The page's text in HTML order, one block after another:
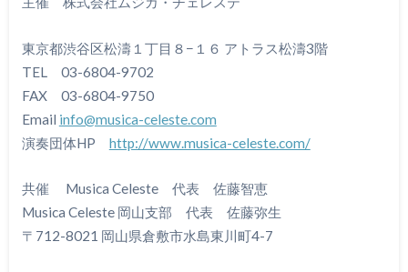
東京都渋谷区松濤１丁目８−１６ アトラス松濤3階
TEL 03-6804-9702
FAX 03-6804-9750
Email info@musica-celeste.com
演奏団体HP http://www.musica-celeste.com/
共催 Musica Celeste 代表 佐藤智恵
Musica Celeste 岡山支部 代表 佐藤弥生
〒712-8021 岡山県倉敷市水島東川町4-7